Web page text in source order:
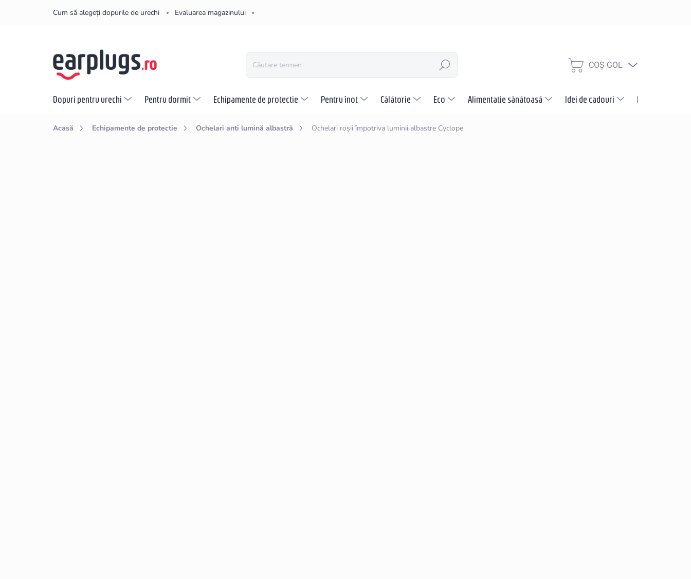
Cum să alegeți dopurile de urechi Evaluarea magazinului
CĂUTARE
COŞ
COŞ GOL
Dopuri pentru urechi Pentru dormit Echipamente de protectie Pentru înot Călătorie Eco Alimentatie sănătoasă Idei de cadouri Promotii
Acasă Echipamente de protectie Ochelari anti lumină albastră Ochelari roșii împotriva luminii albastre Cyclope